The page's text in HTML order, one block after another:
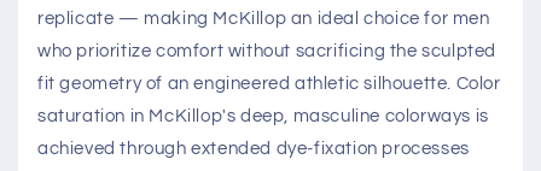
replicate — making McKillop an ideal choice for men
who prioritize comfort without sacrificing the sculpted
fit geometry of an engineered athletic silhouette. Color
saturation in McKillop's deep, masculine colorways is
achieved through extended dye-fixation processes